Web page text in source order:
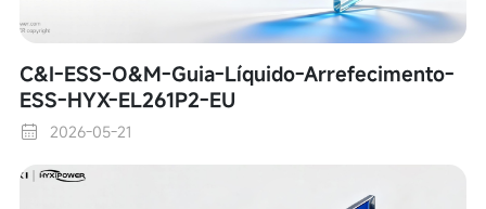
C&I-ESS-O&M-Guia-Líquido-Arrefecimento-
ESS-HYX-EL261P2-EU
2026-05-21